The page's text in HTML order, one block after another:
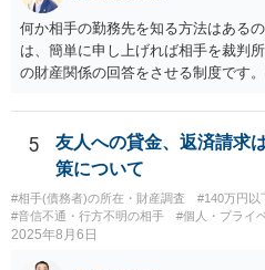
何か相手の勤務先を知る方法はある
は、簡単に申し上げれば相手を裁判
の財産関係の回答をさせる制度です
で相手を呼び出して回答させること
財産開示手続きは確定判決があれば
求権がなければ利用できない制度と
うな請求権がないと利用できないの
というものです。
5
友人への貸金、返済請求
策について
#相手(債務者)の所在・財産調査 #140万円以
#音信不通・行方不明の相手
#個人・プライ
2025年8月6日